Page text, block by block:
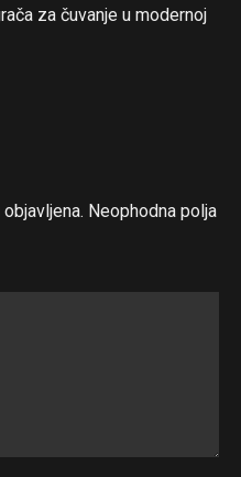
za čuvanje u modernoj
Neophodna polja